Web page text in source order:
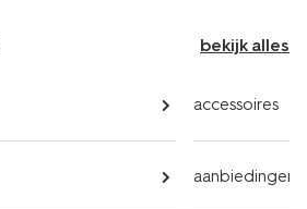
bekijk alles
accessoires
aanbiedingen